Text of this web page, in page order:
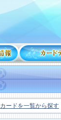
カードを一覧から探す